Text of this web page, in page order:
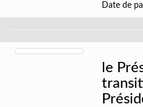
Date de
le